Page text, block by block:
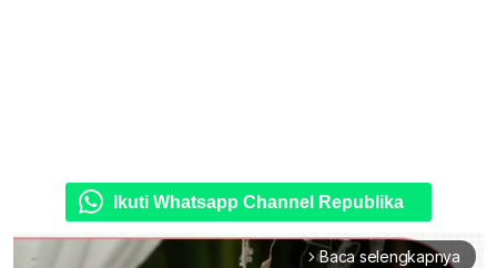
Ikuti Whatsapp Channel Republika
arrow_forward_ios Baca selengkapnya